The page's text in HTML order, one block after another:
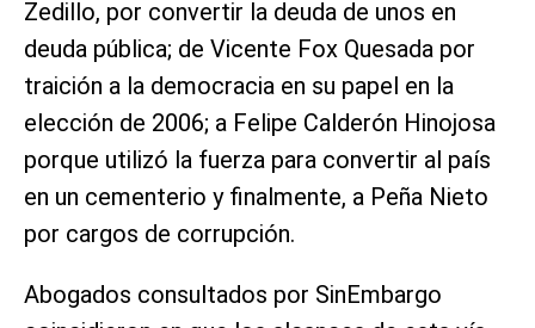
Zedillo, por convertir la deuda de unos en
deuda pública; de Vicente Fox Quesada por
traición a la democracia en su papel en la
elección de 2006; a Felipe Calderón Hinojosa
porque utilizó la fuerza para convertir al país
en un cementerio y finalmente, a Peña Nieto
por cargos de corrupción.
Abogados consultados por SinEmbargo